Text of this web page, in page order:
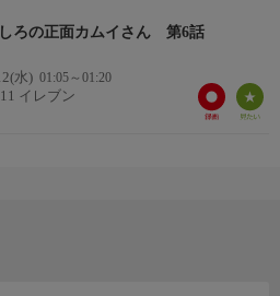
仏Come true」ORCALAND
BYE!!」KOTOKO
ろの正面カムイさん 第6話
水) 01:05～01:20
イレブン